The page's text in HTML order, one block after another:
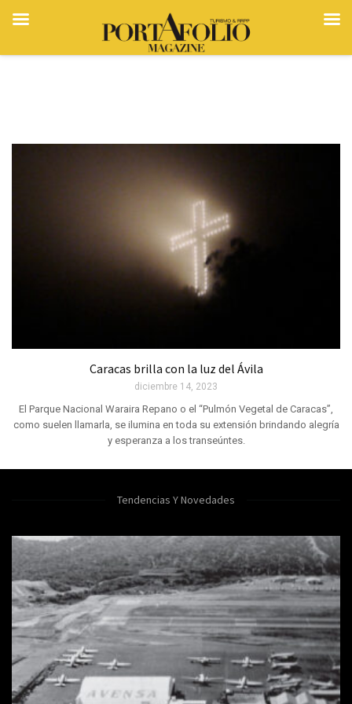
Caracas brilla con la luz del Ávila
diciembre 14, 2023
El Parque Nacional Waraira Repano o el “Pulmón Vegetal de Caracas”,
como suelen llamarla, se ilumina en toda su extensión brindando alegría
y esperanza a los transeúntes.
Tendencias Y Novedades